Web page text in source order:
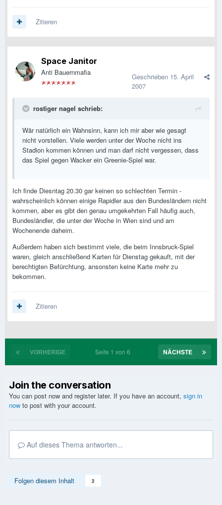
Zitieren
Space Janitor
Anti Bauernmafia Geschrieben 15. April
2007
rostiger nagel schrieb:
Wär natürlich ein Wahnsinn, kann ich mir aber wie gesagt
nicht vorstellen. Viele werden unter der Woche nicht ins
Stadion kommen können und man darf nicht vergessen, dass
das Spiel gegen Wacker ein Greenie-Spiel war.
Ich finde Diesntag 20.30 gar keinen so schlechten Termin -
wahrscheinlich können einige Rapidler aus den Bundesländern nicht
kommen, aber es gibt den genau umgekehrten Fall häufig auch,
Bundesländler, die unter der Woche in Wien sind und am
Wochenende daheim.
Außerdem haben sich bestimmt viele, die beim Innsbruck-Spiel
waren, gleich anschließend Karten für Dienstag gekauft, mit der
berechtigten Befürchtung, ansonsten keine Karte mehr zu
bekommen.
Zitieren
VORHERIGE NÄCHSTE
Seite 1 von 6
Join the conversation
You can post now and register later. If you have an account, sign in
now to post with your account.
Auf dieses Thema antworten...
Folgen diesem Inhalt 2